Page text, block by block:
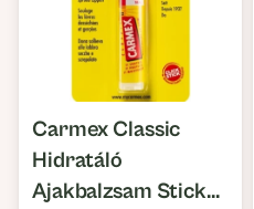
Carmex Classic
Hidratáló
Ajakbalzsam Stick